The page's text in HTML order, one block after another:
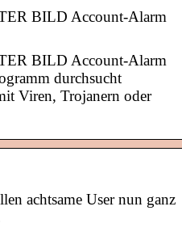
BILD Account-Alarm
BILD Account-Alarm
durchsucht
Viren, Trojanern oder
achtsame User nun ganz